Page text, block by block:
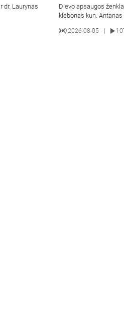
dr. Laurynas
Dievo apsaugos
klebonas kun.
2026-08-05